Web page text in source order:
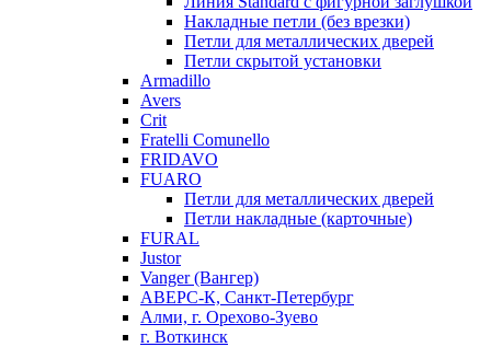
Накладные петли (без врезки)
Петли для металлических дверей
Петли скрытой установки
Armadillo
Avers
Crit
Fratelli Comunello
FRIDAVO
FUARO
Петли для металлических дверей
Петли накладные (карточные)
FURAL
Justor
Vanger (Вангер)
АВЕРС-К, Санкт-Петербург
Алми, г. Орехово-Зуево
г. Воткинск